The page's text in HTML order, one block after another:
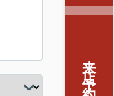
来店予約